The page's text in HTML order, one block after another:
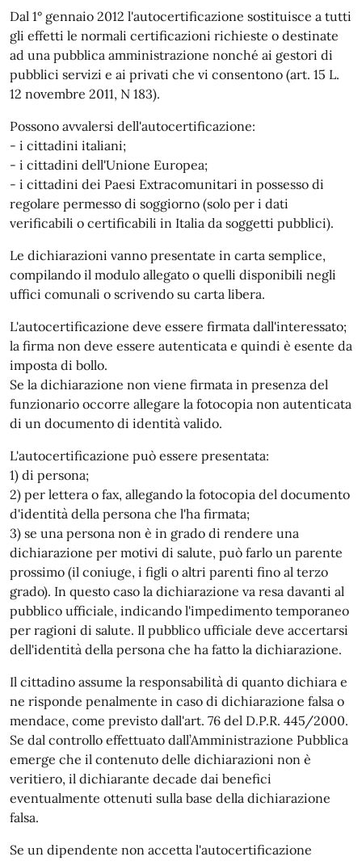
Dal 1° gennaio 2012 l'autocertificazione sostituisce a tutti
gli effetti le normali certificazioni richieste o destinate
ad una pubblica amministrazione nonché ai gestori di
pubblici servizi e ai privati che vi consentono (art. 15 L.
12 novembre 2011, N 183).
Possono avvalersi dell'autocertificazione:
- i cittadini italiani;
- i cittadini dell'Unione Europea;
- i cittadini dei Paesi Extracomunitari in possesso di
regolare permesso di soggiorno (solo per i dati
verificabili o certificabili in Italia da soggetti pubblici).
Le dichiarazioni vanno presentate in carta semplice,
compilando il modulo allegato o quelli disponibili negli
uffici comunali o scrivendo su carta libera.
L'autocertificazione deve essere firmata dall'interessato;
la firma non deve essere autenticata e quindi è esente da
imposta di bollo.
Se la dichiarazione non viene firmata in presenza del
funzionario occorre allegare la fotocopia non autenticata
di un documento di identità valido.
L'autocertificazione può essere presentata:
1) di persona;
2) per lettera o fax, allegando la fotocopia del documento
d'identità della persona che l'ha firmata;
3) se una persona non è in grado di rendere una
dichiarazione per motivi di salute, può farlo un parente
prossimo (il coniuge, i figli o altri parenti fino al terzo
grado). In questo caso la dichiarazione va resa davanti al
pubblico ufficiale, indicando l'impedimento temporaneo
per ragioni di salute. Il pubblico ufficiale deve accertarsi
dell'identità della persona che ha fatto la dichiarazione.
Il cittadino assume la responsabilità di quanto dichiara e
ne risponde penalmente in caso di dichiarazione falsa o
mendace, come previsto dall'art. 76 del D.P.R. 445/2000.
Se dal controllo effettuato dall’Amministrazione Pubblica
emerge che il contenuto delle dichiarazioni non è
veritiero, il dichiarante decade dai benefici
eventualmente ottenuti sulla base della dichiarazione
falsa.
Se un dipendente non accetta l'autocertificazione